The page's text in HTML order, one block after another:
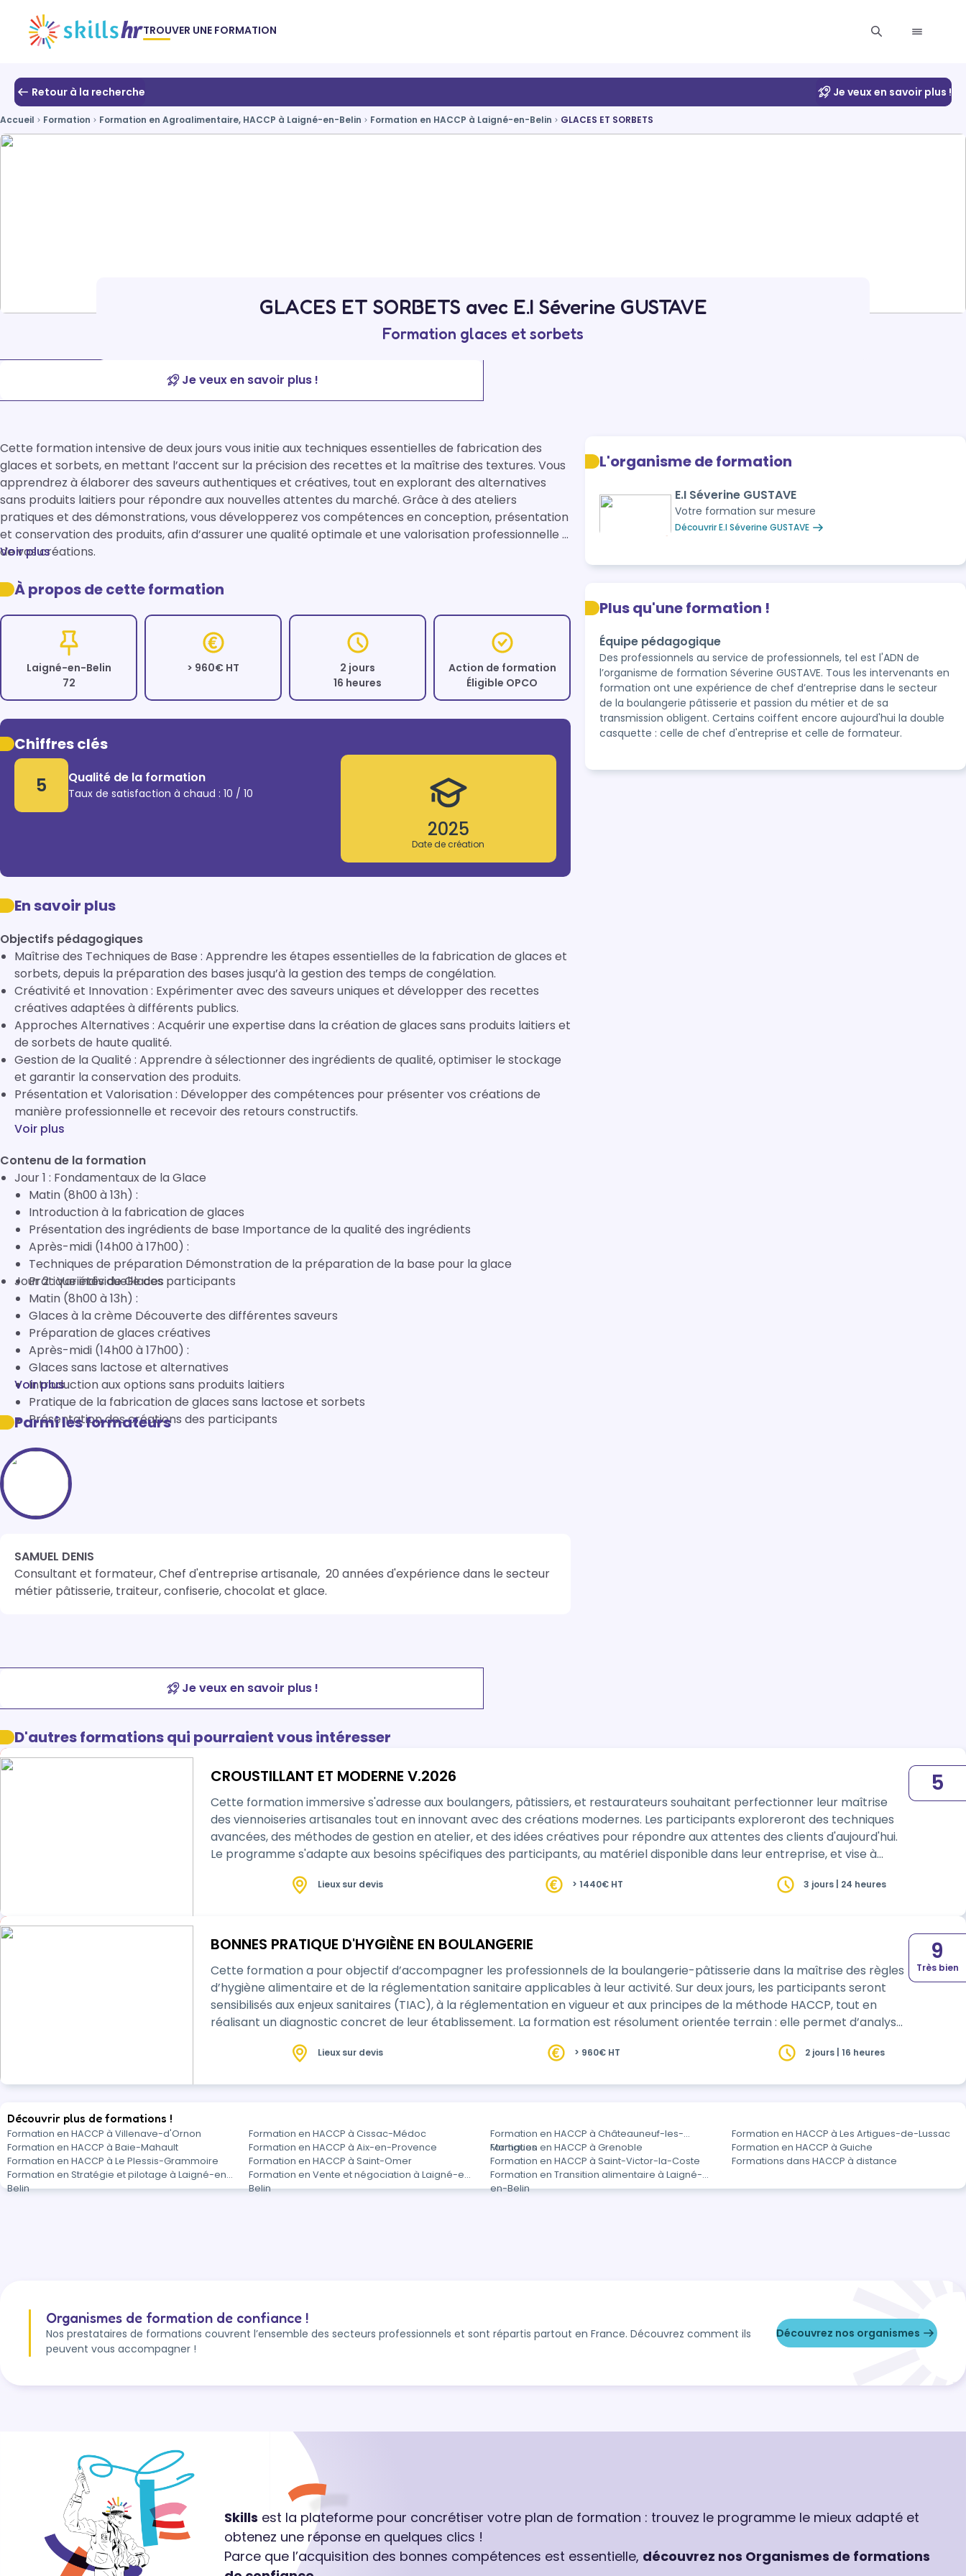
TROUVER UNE FORMATION
Retour à la recherche Je veux en savoir plus !
Accueil Formation Formation en Agroalimentaire, HACCP à Laigné-en-Belin Formation en HACCP à Laigné-en-Belin GLACES ET SORBETS
GLACES ET SORBETS avec E.I Séverine GUSTAVE
Formation glaces et sorbets
Je veux en savoir plus !
Cette formation intensive de deux jours vous initie aux techniques essentielles de fabrication des
glaces et sorbets, en mettant l’accent sur la précision des recettes et la maîtrise des textures. Vous
apprendrez à élaborer des saveurs authentiques et créatives, tout en explorant des alternatives
sans produits laitiers pour répondre aux nouvelles attentes du marché. Grâce à des ateliers
pratiques et des démonstrations, vous développerez vos compétences en conception, présentation
et conservation des produits, afin d’assurer une qualité optimale et une valorisation professionnelle
Voir plus
À propos de cette formation
Laigné-en-Belin
72
> 960€ HT
2 jours
16 heures
Action de formation
Éligible OPCO
Chiffres clés
5 Qualité de la formation
Taux de satisfaction à chaud : 10 / 10
2025
Date de création
En savoir plus
Objectifs pédagogiques
Maîtrise des Techniques de Base : Apprendre les étapes essentielles de la fabrication de glaces et
sorbets, depuis la préparation des bases jusqu’à la gestion des temps de congélation.
Créativité et Innovation : Expérimenter avec des saveurs uniques et développer des recettes
créatives adaptées à différents publics.
Approches Alternatives : Acquérir une expertise dans la création de glaces sans produits laitiers et
de sorbets de haute qualité.
Gestion de la Qualité : Apprendre à sélectionner des ingrédients de qualité, optimiser le stockage
et garantir la conservation des produits.
Présentation et Valorisation : Développer des compétences pour présenter vos créations de
manière professionnelle et recevoir des retours constructifs.
Voir plus
Contenu de la formation
Jour 1 : Fondamentaux de la Glace
Matin (8h00 à 13h) :
Introduction à la fabrication de glaces
Présentation des ingrédients de base Importance de la qualité des ingrédients
Après-midi (14h00 à 17h00) :
Techniques de préparation Démonstration de la préparation de la base pour la glace
Pratique individuelle des participants
Jour 2 : Variétés de Glaces
Matin (8h00 à 13h) :
Glaces à la crème Découverte des différentes saveurs
Préparation de glaces créatives
Après-midi (14h00 à 17h00) :
Glaces sans lactose et alternatives
Introduction aux options sans produits laitiers
Pratique de la fabrication de glaces sans lactose et sorbets
Présentation des créations des participants
Voir plus
Parmi les formateurs
SAMUEL DENIS
Consultant et formateur, Chef d'entreprise artisanale,  20 années d'expérience dans le secteur
métier pâtisserie, traiteur, confiserie, chocolat et glace.
L'organisme de formation
E.I Séverine GUSTAVE
Votre formation sur mesure
Découvrir E.I Séverine GUSTAVE
Plus qu'une formation !
Équipe pédagogique
Des professionnels au service de professionnels, tel est l'ADN de
l’organisme de formation Séverine GUSTAVE. Tous les intervenants en
formation ont une expérience de chef d’entreprise dans le secteur
de la boulangerie pâtisserie et passion du métier et de sa
transmission obligent. Certains coiffent encore aujourd'hui la double
casquette : celle de chef d'entreprise et celle de formateur.
Je veux en savoir plus !
D'autres formations qui pourraient vous intéresser
CROUSTILLANT ET MODERNE V.2026
Cette formation immersive s'adresse aux boulangers, pâtissiers, et restaurateurs souhaitant perfectionner leur maîtrise
des viennoiseries artisanales tout en innovant avec des créations modernes. Les participants exploreront des techniques
avancées, des méthodes de gestion en atelier, et des idées créatives pour répondre aux attentes des clients d'aujourd'hui.
Le programme s'adapte aux besoins spécifiques des participants, au matériel disponible dans leur entreprise, et vise à
5
Lieux sur devis > 1440€ HT 3 jours | 24 heures
BONNES PRATIQUE D'HYGIÈNE EN BOULANGERIE
Cette formation a pour objectif d’accompagner les professionnels de la boulangerie-pâtisserie dans la maîtrise des règles
d’hygiène alimentaire et de la réglementation sanitaire applicables à leur activité. Sur deux jours, les participants seront
sensibilisés aux enjeux sanitaires (TIAC), à la réglementation en vigueur et aux principes de la méthode HACCP, tout en
réalisant un diagnostic concret de leur établissement. La formation est résolument orientée terrain : elle permet d’analyser
9
Très bien
Lieux sur devis > 960€ HT 2 jours | 16 heures
Découvrir plus de formations !
Formation en HACCP à Villenave-d'Ornon Formation en HACCP à Cissac-Médoc
Formation en HACCP à Châteauneuf-les-
Martigues
Formation en HACCP à Les Artigues-de-Lussac
Formation en HACCP à Baie-Mahault
Formation en HACCP à Aix-en-Provence Formation en HACCP à Grenoble
Formation en HACCP à Guiche
Formation en HACCP à Le Plessis-Grammoire
Formation en HACCP à Saint-Omer Formation en HACCP à Saint-Victor-la-Coste
Formations dans HACCP à distance
Formation en Stratégie et pilotage à Laigné-en-
Belin
Formation en Vente et négociation à Laigné-en-
Belin
Formation en Transition alimentaire à Laigné-
en-Belin
Organismes de formation de confiance !
Nos prestataires de formations couvrent l’ensemble des secteurs professionnels et sont répartis partout en France. Découvrez comment ils
peuvent vous accompagner !
Découvrez nos organismes
Skills est la plateforme pour concrétiser votre plan de formation : trouvez le programme le mieux adapté et
obtenez une réponse en quelques clics !
Parce que l’acquisition des bonnes compétences est essentielle, découvrez nos Organismes de formations